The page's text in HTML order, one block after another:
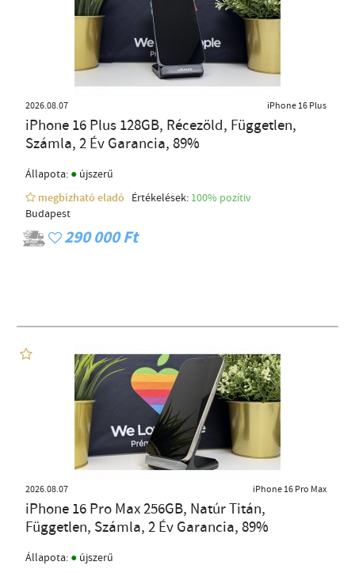
2026.08.07 iPhone 16 Plus
iPhone 16 Plus 128GB, Récezöld, Független,
Számla, 2 Év Garancia, 89%
Állapota: ● újszerű
megbízható eladó
Értékelések: 100% pozítiv
Budapest
290 000 Ft
2026.08.07 iPhone 16 Pro Max
iPhone 16 Pro Max 256GB, Natúr Titán,
Független, Számla, 2 Év Garancia, 89%
Állapota: ● újszerű